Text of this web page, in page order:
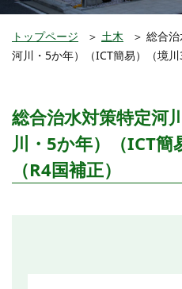
トップページ ＞ 土木 ＞ 総合
河川・5か年）（ICT簡易）（境川
総合治水対策特定河
川・5か年）（ICT簡
（R4国補正）